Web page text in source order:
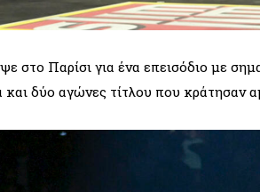
στο Παρίσι για ένα επεισόδιο με
και δύο αγώνες τίτλου που κράτησαν